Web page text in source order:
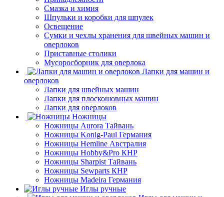
Смазка и химия
Шпульки и коробки для шпулек
Освещение
Сумки и чехлы хранения для швейных машин и
оверлоков
Приставные столики
Мусоросборник для оверлока
Лапки для машин и
оверлоков
Лапки для швейных машин
Лапки для плоскошовных машин
Лапки для оверлоков
Ножницы
Ножницы Aurora Тайвань
Ножницы Konig-Paul Германия
Ножницы Hemline Австралия
Ножницы Hobby&Pro КНР
Ножницы Sharpist Тайвань
Ножницы Sewparts КНР
Ножницы Madeira Германия
Иглы ручные